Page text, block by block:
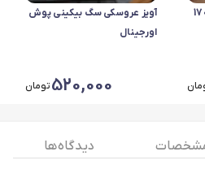
آویز عروسکی سگ بیکینی پوش
اورجینال
520,000تومان
دیدگاه ها